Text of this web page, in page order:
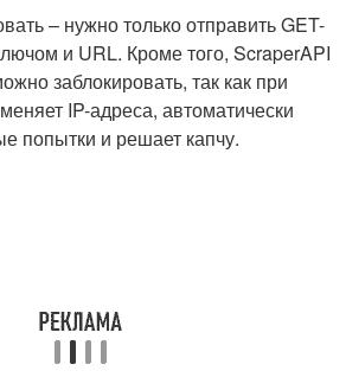
– нужно только отправить GET-
и URL. Кроме того, ScraperAPI
заблокировать, так как при
IP-адреса, автоматически
попытки и решает капчу.